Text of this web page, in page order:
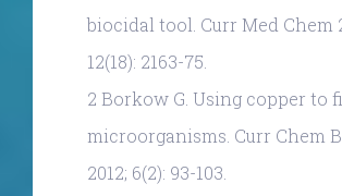
biocidal tool. Curr Med Chem
12(18): 2163-75.
2 Borkow G. Using copper to
microorganisms. Curr Chem
2012; 6(2): 93-103.